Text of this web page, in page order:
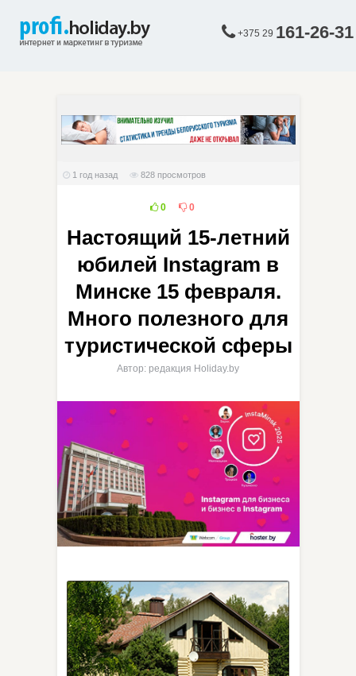
+375 29 161-26-31
1 год назад 828 просмотров
0 0
Настоящий 15-летний
юбилей Instagram в
Минске 15 февраля.
Много полезного для
туристической сферы
Автор: редакция Holiday.by